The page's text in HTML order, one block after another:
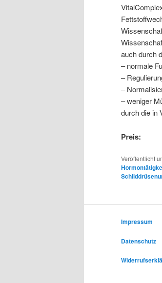
auch durch
– normale
–
–
– weniger
durch die in
Preis:
Veröffentlicht
Impressum
Datenschutz